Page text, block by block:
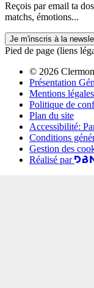
Reçois par email ta
matchs, émotions...
Je m'inscris à la
Pied de page (liens
© 2026
Présentation
Mentions légales
Politique de
Plan du site
Accessibilité:
Conditions
Gestion des
Réalisé par